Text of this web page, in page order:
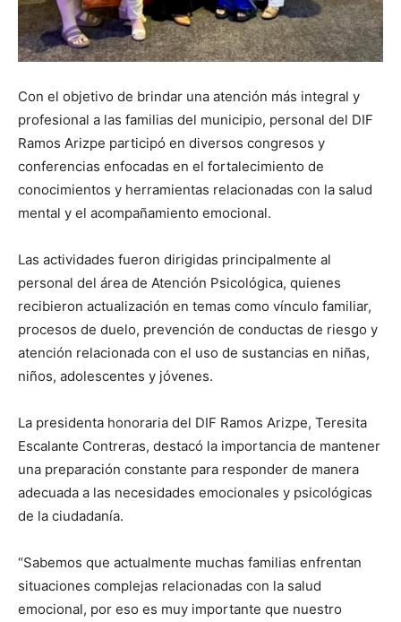
Con el objetivo de brindar una atención más integral y
profesional a las familias del municipio, personal del DIF
Ramos Arizpe participó en diversos congresos y
conferencias enfocadas en el fortalecimiento de
conocimientos y herramientas relacionadas con la salud
mental y el acompañamiento emocional.
Las actividades fueron dirigidas principalmente al
personal del área de Atención Psicológica, quienes
recibieron actualización en temas como vínculo familiar,
procesos de duelo, prevención de conductas de riesgo y
atención relacionada con el uso de sustancias en niñas,
niños, adolescentes y jóvenes.
La presidenta honoraria del DIF Ramos Arizpe, Teresita
Escalante Contreras, destacó la importancia de mantener
una preparación constante para responder de manera
adecuada a las necesidades emocionales y psicológicas
de la ciudadanía.
“Sabemos que actualmente muchas familias enfrentan
situaciones complejas relacionadas con la salud
emocional, por eso es muy importante que nuestro